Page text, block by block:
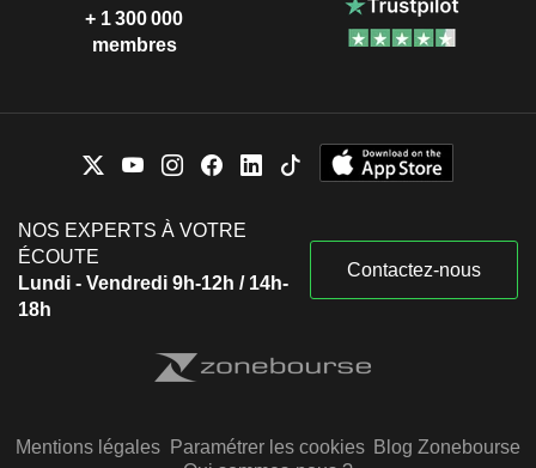
+ 1 300 000
membres
NOS EXPERTS À VOTRE
ÉCOUTE
Lundi - Vendredi 9h-12h / 14h-
18h
Contactez-nous
Mentions légales Paramétrer les cookies Blog Zonebourse